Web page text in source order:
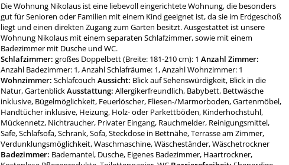
Die Wohnung Nikolaus ist eine liebevoll eingerichtete Wohnung, die besonders
gut für Senioren oder Familien mit einem Kind geeignet ist, da sie im Erdgeschoß
liegt und einen direkten Zugang zum Garten besitzt. Ausgestattet ist unsere
Wohnung Nikolaus mit einem separaten Schlafzimmer, sowie mit einem
Badezimmer mit Dusche und WC.
Schlafzimmer:großes Doppelbett (Breite: 181-210 cm): 1 Anzahl Zimmer:
Anzahl Badezimmer: 1, Anzahl Schlafräume: 1, Anzahl Wohnzimmer: 1
Wohnzimmer:Schlafcouch Aussicht: Blick auf Sehenswürdigkeit, Blick in die
Natur, GartenblickAusstattung:Allergikerfreundlich, Babybett, Bettwäsche
inklusive, Bügelmöglichkeit, Feuerlöscher, Fliesen-/Marmorboden, Gartenmöbel,
Handtücher inklusive, Heizung, Holz- oder Parkettböden, Kinderhochstuhl,
Mückennetz, Nichtraucher, Privater Eingang, Rauchmelder, Reinigungsmittel,
Safe, Schlafsofa, Schrank, Sofa, Steckdose in Bettnähe, Terrasse am Zimmer,
Verdunklungsmöglichkeit, Waschmaschine, Wäscheständer, Wäschetrockner
Badezimmer: Bademantel, Dusche, Eigenes Badezimmer, Haartrockner,